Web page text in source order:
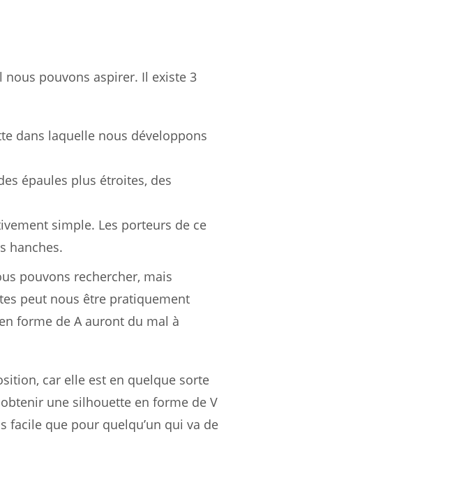
nous pouvons aspirer. Il existe 3
dans laquelle nous développons
épaules plus étroites, des
simple. Les porteurs de ce
hanches.
pouvons rechercher, mais
peut nous être pratiquement
forme de A auront du mal à
car elle est en quelque sorte
obtenir une silhouette en forme de V
facile que pour quelqu’un qui va de